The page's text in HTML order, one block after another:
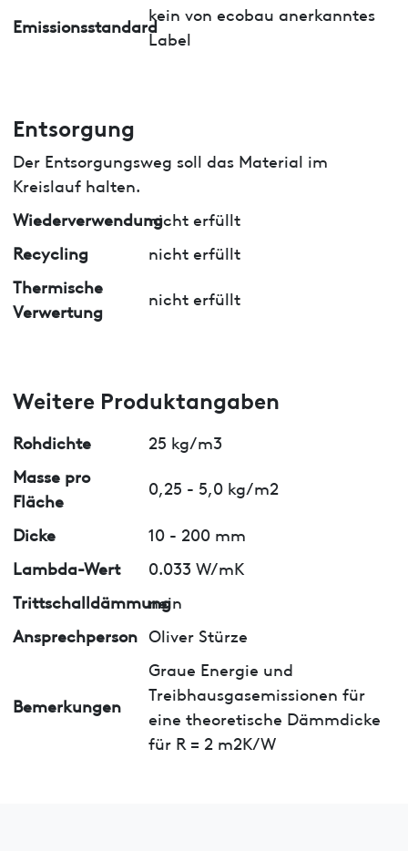
Emissionsstandard
kein von ecobau anerkanntes
Label
Entsorgung
Der Entsorgungsweg soll das Material im
Kreislauf halten.
Wiederverwendungnicht erfüllt
Recycling
nicht erfüllt
Thermische
Verwertung
nicht erfüllt
Weitere Produktangaben
Rohdichte
25 kg/m3
Masse pro
Fläche
0,25 - 5,0 kg/m2
Dicke
10 - 200 mm
Lambda-Wert
0.033 W/mK
Trittschalldämmung
nein
Ansprechperson Oliver Stürze
Bemerkungen
Graue Energie und
Treibhausgasemissionen für
eine theoretische Dämmdicke
für R = 2 m2K/W